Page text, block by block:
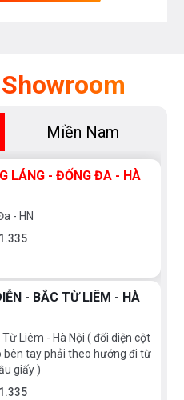
Miền Nam
LÁNG - ĐỐNG ĐA - HÀ
- HN
- BẮC TỪ LIÊM - HÀ
Liêm - Hà Nội ( đối diện cột
bên tay phải theo hướng đi từ
giấy )